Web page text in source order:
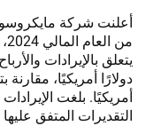
أعلنت شركة
التقديرات المتفق عليها البالغة 54.54